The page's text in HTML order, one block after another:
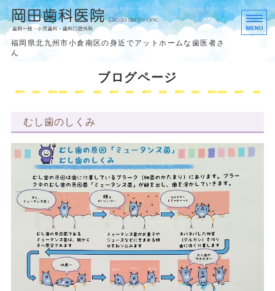
岡田歯科医
福岡県北九州市小倉南区の身近でアットホームな歯医者さ
ん
理事長挨拶
アクセス
求人案内
ブログページ
むし歯のしくみ